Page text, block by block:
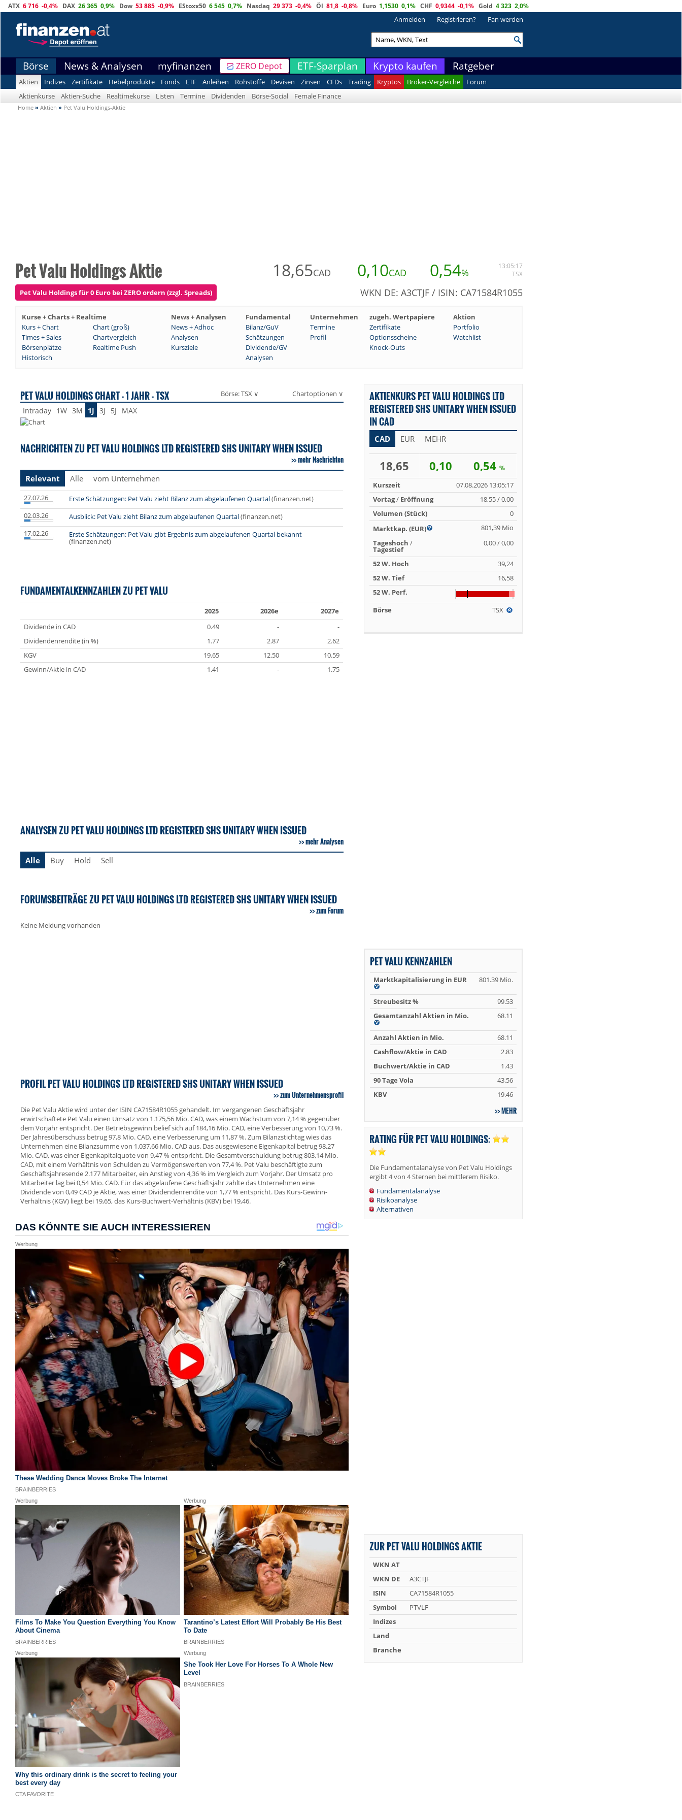
ATX 6 716 -0,4% DAX 26 365 0,9% Dow 53 885 -0,9% EStoxx50 6 545 0,7% Nasdaq 29 373 -0,4% Öl 81,8 -0,8% Euro 1,1530 0,1% CHF 0,9344 -0,1% Gold 4 323 2,0%
Anmelden Registrieren? Fan werden
Börse News & Analysen myfinanzen ZERO Depot ETF-Sparplan Krypto kaufen Ratgeber
Aktien Indizes Zertifikate Hebelprodukte Fonds ETF Anleihen Rohstoffe Devisen Zinsen CFDs Trading Kryptos Broker-Vergleiche
Forum
Aktienkurse
Aktien-Suche Realtimekurse Listen Termine Dividenden Börse-Social Female Finance
Home » Aktien » Pet Valu Holdings-Aktie
Pet Valu Holdings Aktie 18,65CAD 0,10CAD 0,54%
13:05:17
TSX
Pet Valu Holdings für 0 Euro bei ZERO ordern (zzgl. Spreads) WKN DE: A3CTJF / ISIN: CA71584R1055
Kurse + Charts + Realtime News + Analysen Fundamental Unternehmen zugeh. Wertpapiere
Aktion
Kurs + Chart
Chart (groß) News + Adhoc Bilanz/GuV Termine Zertifikate
Portfolio
Times + Sales
Chartvergleich Analysen Schätzungen Profil Optionsscheine
Watchlist
Börsenplätze
Realtime Push Kursziele Dividende/GV
Knock-Outs
Historisch
Analysen
PET VALU HOLDINGS CHART - 1 JAHR - TSX Börse: TSX ∨ Chartoptionen ∨
Intraday 1W 3M 1J 3J 5J MAX
NACHRICHTEN ZU PET VALU HOLDINGS LTD REGISTERED SHS UNITARY WHEN ISSUED
mehr Nachrichten
Relevant
Alle vom Unternehmen
27.07.26 Erste Schätzungen: Pet Valu zieht Bilanz zum abgelaufenen Quartal(finanzen.net)
02.03.26
Ausblick: Pet Valu zieht Bilanz zum abgelaufenen Quartal(finanzen.net)
17.02.26
Erste Schätzungen: Pet Valu gibt Ergebnis zum abgelaufenen Quartal bekannt
(finanzen.net)
FUNDAMENTALKENNZAHLEN ZU PET VALU
2025 2026e
2027e
Dividende in CAD
0.49 -
-
Dividendenrendite (in %)
1.77 2.87
2.62
KGV
19.65 12.50
10.59
Gewinn/Aktie in CAD
1.41 - 1.75
ANALYSEN ZU PET VALU HOLDINGS LTD REGISTERED SHS UNITARY WHEN ISSUED
mehr Analysen
Alle
Buy Hold Sell
FORUMSBEITRÄGE ZU PET VALU HOLDINGS LTD REGISTERED SHS UNITARY WHEN ISSUED
zum Forum
Keine Meldung vorhanden
PROFIL PET VALU HOLDINGS LTD REGISTERED SHS UNITARY WHEN ISSUED
zum Unternehmensprofil
Die Pet Valu Aktie wird unter der ISIN CA71584R1055 gehandelt. Im vergangenen Geschäftsjahr
erwirtschaftete Pet Valu einen Umsatz von 1.175,56 Mio. CAD, was einem Wachstum von 7,14 % gegenüber
dem Vorjahr entspricht. Der Betriebsgewinn belief sich auf 184,16 Mio. CAD, eine Verbesserung von 10,73 %.
Der Jahresüberschuss betrug 97,8 Mio. CAD, eine Verbesserung um 11,87 %. Zum Bilanzstichtag wies das
Unternehmen eine Bilanzsumme von 1.037,66 Mio. CAD aus. Das ausgewiesene Eigenkapital betrug 98,27
Mio. CAD, was einer Eigenkapitalquote von 9,47 % entspricht. Die Gesamtverschuldung betrug 803,14 Mio.
CAD, mit einem Verhältnis von Schulden zu Vermögenswerten von 77,4 %. Pet Valu beschäftigte zum
Geschäftsjahresende 2.177 Mitarbeiter, ein Anstieg von 4,36 % im Vergleich zum Vorjahr. Der Umsatz pro
Mitarbeiter lag bei 0,54 Mio. CAD. Für das abgelaufene Geschäftsjahr zahlte das Unternehmen eine
Dividende von 0,49 CAD je Aktie, was einer Dividendenrendite von 1,77 % entspricht. Das Kurs-Gewinn-
Verhältnis (KGV) liegt bei 19,65, das Kurs-Buchwert-Verhältnis (KBV) bei 19,46.
AKTIENKURS PET VALU HOLDINGS LTD
REGISTERED SHS UNITARY WHEN ISSUED
IN CAD
CAD EUR MEHR
18,65 0,10 0,54%
Kurszeit
07.08.2026 13:05:17
Vortag/ Eröffnung
18,55 / 0,00
Volumen (Stück)
0
Marktkap. (EUR)
801,39 Mio
Tageshoch /
Tagestief
0,00 / 0,00
52 W. Hoch
39,24
52 W. Tief
16,58
52 W. Perf.
Börse
TSX
PET VALU KENNZAHLEN
Marktkapitalisierung in EUR 801.39 Mio.
Streubesitz %
99.53
Gesamtanzahl Aktien in Mio.
68.11
Anzahl Aktien in Mio.
68.11
Cashflow/Aktie in CAD
2.83
Buchwert/Aktie in CAD
1.43
90 Tage Vola
43.56
KBV
19.46
MEHR
RATING FÜR PET VALU HOLDINGS:
Die Fundamentalanalyse von Pet Valu Holdings
ergibt 4 von 4 Sternen bei mittlerem Risiko.
Fundamentalanalyse
Risikoanalyse
Alternativen
ZUR PET VALU HOLDINGS AKTIE
WKN AT
WKN DE
A3CTJF
ISIN
CA71584R1055
Symbol
PTVLF
Indizes
Land
Branche